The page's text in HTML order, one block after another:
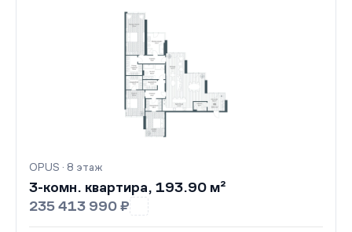
OPUS · 8 этаж
3-комн. квартира, 193.90 м²
235 413 990 ₽